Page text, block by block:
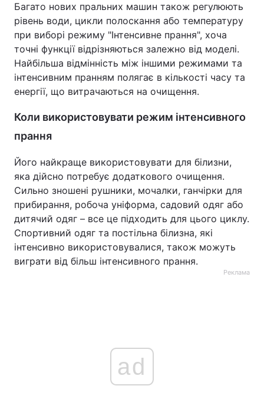
Багато нових пральних машин також регулюють
рівень води, цикли полоскання або температуру
при виборі режиму "Інтенсивне прання", хоча
точні функції відрізняються залежно від моделі.
Найбільша відмінність між іншими режимами та
інтенсивним пранням полягає в кількості часу та
енергії, що витрачаються на очищення.
Коли використовувати режим інтенсивного
прання
Його найкраще використовувати для білизни,
яка дійсно потребує додаткового очищення.
Сильно зношені рушники, мочалки, ганчірки для
прибирання, робоча уніформа, садовий одяг або
дитячий одяг – все це підходить для цього циклу.
Спортивний одяг та постільна білизна, які
інтенсивно використовувалися, також можуть
виграти від більш інтенсивного прання.
Реклама
ad